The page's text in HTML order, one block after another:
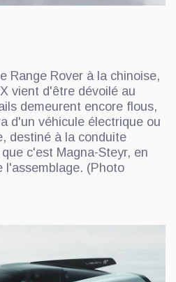
Range Rover à la chinoise,
vient d'être dévoilé au
demeurent encore flous,
d'un véhicule électrique ou
destiné à la conduite
c'est Magna-Steyr, en
l'assemblage. (Photo